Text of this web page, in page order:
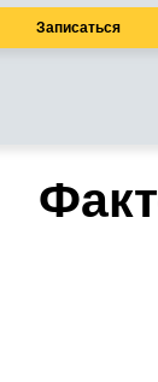
Записаться